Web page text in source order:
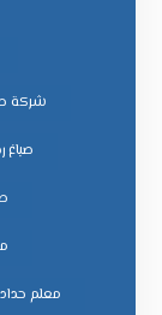
شركة
معلم